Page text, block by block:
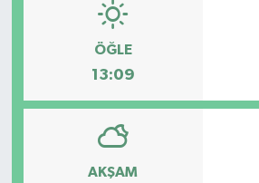
ÖĞLE
13:09
AKŞAM
TEKNOLOJİ
TİCARET
YAŞAM